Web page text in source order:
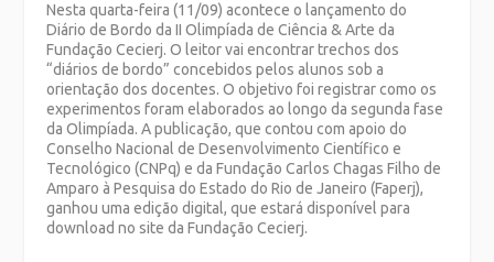
Nesta quarta-feira (11/09) acontece o lançamento do
Diário de Bordo da II Olimpíada de Ciência & Arte da
Fundação Cecierj. O leitor vai encontrar trechos dos
“diários de bordo” concebidos pelos alunos sob a
orientação dos docentes. O objetivo foi registrar como os
experimentos foram elaborados ao longo da segunda fase
da Olimpíada. A publicação, que contou com apoio do
Conselho Nacional de Desenvolvimento Científico e
Tecnológico (CNPq) e da Fundação Carlos Chagas Filho de
Amparo à Pesquisa do Estado do Rio de Janeiro (Faperj),
ganhou uma edição digital, que estará disponível para
download no site da Fundação Cecierj.